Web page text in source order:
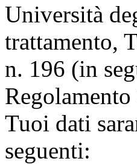
Università
trattamento,
n. 196 (in
Tuoi dati
seguenti: